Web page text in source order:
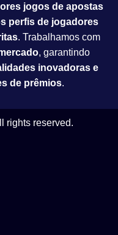
jogos de apostas
perfis de jogadores
. Trabalhamos com
, garantindo
inovadoras e
de prêmios.
rights reserved.